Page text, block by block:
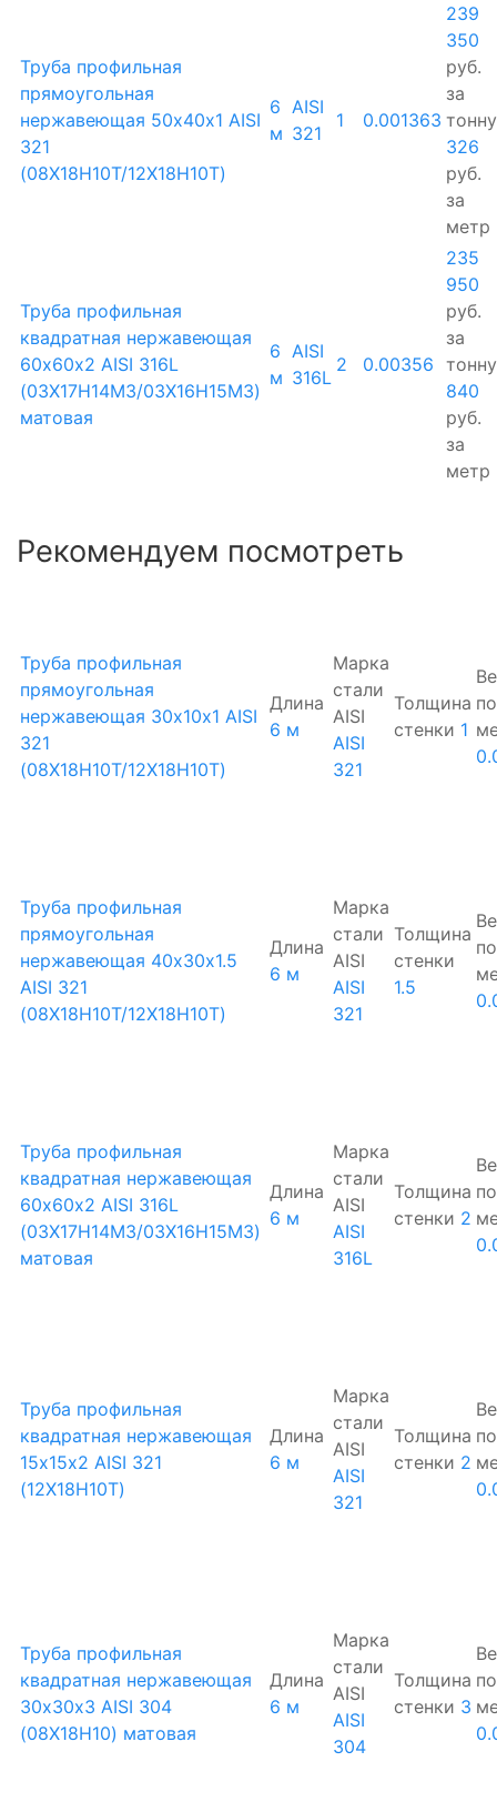
Труба профильная
прямоугольная
нержавеющая 50х40х1 AISI
321
(08Х18Н10Т/12Х18Н10Т)
6
м
AISI
321
1 0.001363
239
350
руб.
за
тонну
326
руб.
за
метр
Труба профильная
квадратная нержавеющая
60х60х2 AISI 316L
(03Х17Н14М3/03Х16Н15М3)
матовая
6
м
AISI
316L
2 0.00356
235
950
руб.
за
тонну
840
руб.
за
метр
Рекомендуем посмотреть
Труба профильная
прямоугольная
нержавеющая 30х10х1 AISI
321
(08Х18Н10Т/12Х18Н10Т)
Длина
6 м
Марка
стали
AISI
AISI
321
Толщина
стенки 1
Труба профильная
прямоугольная
нержавеющая 40х30х1.5
AISI 321
(08Х18Н10Т/12Х18Н10Т)
Длина
6 м
Марка
стали
AISI
AISI
321
Толщина
стенки
1.5
Труба профильная
квадратная нержавеющая
60х60х2 AISI 316L
(03Х17Н14М3/03Х16Н15М3)
матовая
Длина
6 м
Марка
стали
AISI
AISI
316L
Толщина
стенки 2
Труба профильная
квадратная нержавеющая
15х15х2 AISI 321
(12Х18Н10Т)
Длина
6 м
Марка
стали
AISI
AISI
321
Толщина
стенки 2
Труба профильная
квадратная нержавеющая
30х30х3 AISI 304
(08Х18Н10) матовая
Длина
6 м
Марка
стали
AISI
AISI
304
Толщина
стенки 3